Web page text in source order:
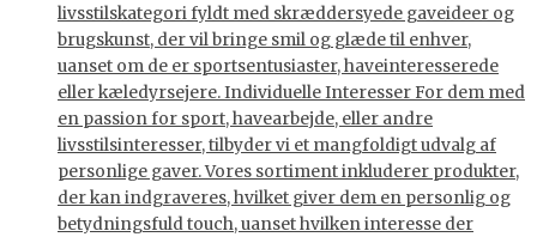
livsstilskategori fyldt med skræddersyede gaveideer og
brugskunst, der vil bringe smil og glæde til enhver,
uanset om de er sportsentusiaster, haveinteresserede
eller kæledyrsejere. Individuelle Interesser For dem med
en passion for sport, havearbejde, eller andre
livsstilsinteresser, tilbyder vi et mangfoldigt udvalg af
personlige gaver. Vores sortiment inkluderer produkter,
der kan indgraveres, hvilket giver dem en personlig og
betydningsfuld touch, uanset hvilken interesse der